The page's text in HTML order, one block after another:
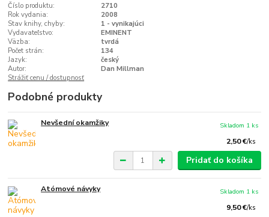
Číslo produktu:
2710
Rok vydania:
2008
Stav knihy, chyby:
1 - vynikajúci
Vydavateľstvo:
EMINENT
Väzba:
tvrdá
Počet strán:
134
Jazyk:
český
Autor:
Dan Millman
Strážiť cenu / dostupnosť
Podobné produkty
Nevšední okamžiky
2,50 €/ks
Skladom 1 ks
Pridať do košíka
Atómové návyky
9,50 €/ks
Skladom 1 ks